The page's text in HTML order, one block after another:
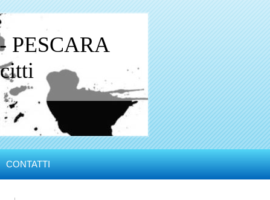
PESCARA
CONTATTI